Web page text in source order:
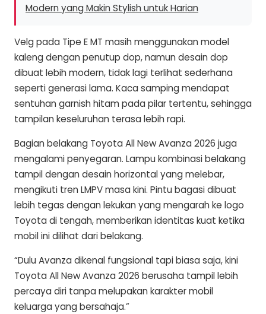
Modern yang Makin Stylish untuk Harian
Velg pada Tipe E MT masih menggunakan model
kaleng dengan penutup dop, namun desain dop
dibuat lebih modern, tidak lagi terlihat sederhana
seperti generasi lama. Kaca samping mendapat
sentuhan garnish hitam pada pilar tertentu, sehingga
tampilan keseluruhan terasa lebih rapi.
Bagian belakang Toyota All New Avanza 2026 juga
mengalami penyegaran. Lampu kombinasi belakang
tampil dengan desain horizontal yang melebar,
mengikuti tren LMPV masa kini. Pintu bagasi dibuat
lebih tegas dengan lekukan yang mengarah ke logo
Toyota di tengah, memberikan identitas kuat ketika
mobil ini dilihat dari belakang.
“Dulu Avanza dikenal fungsional tapi biasa saja, kini
Toyota All New Avanza 2026 berusaha tampil lebih
percaya diri tanpa melupakan karakter mobil
keluarga yang bersahaja.”